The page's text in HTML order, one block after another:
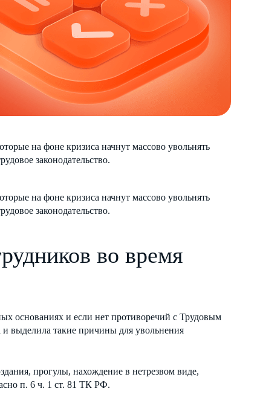
на фоне кризиса начнут массово увольнять
законодательство.
на фоне кризиса начнут массово увольнять
законодательство.
во время
основаниях и если нет противоречий с Трудовым
и выделила такие причины для увольнения
прогулы, нахождение в нетрезвом виде,
п. 6 ч. 1 ст. 81 ТК РФ.